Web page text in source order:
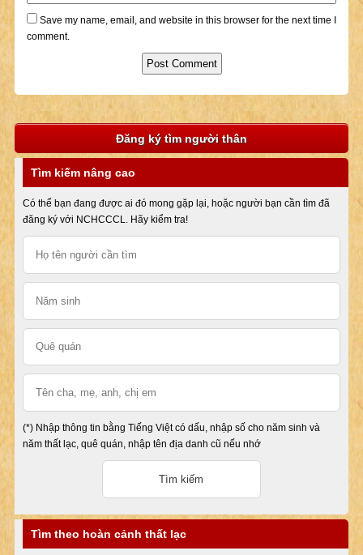
Save my name, email, and website in this browser for the next time I
comment.
Đăng ký tìm người thân
Tìm kiếm nâng cao
Có thể bạn đang được ai đó mong gặp lại, hoặc người bạn cần tìm đã
đăng ký với NCHCCCL. Hãy kiểm tra!
(*) Nhập thông tin bằng Tiếng Việt có dấu, nhập số cho năm sinh và
năm thất lạc, quê quán, nhập tên địa danh cũ nếu nhớ
Tìm theo hoàn cảnh thất lạc